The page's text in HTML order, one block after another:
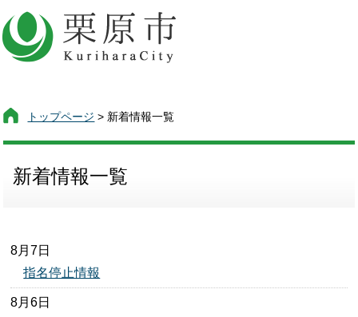
トップページ > 新着情報一覧
新着情報一覧
8月7日
指名停止情報
8月6日